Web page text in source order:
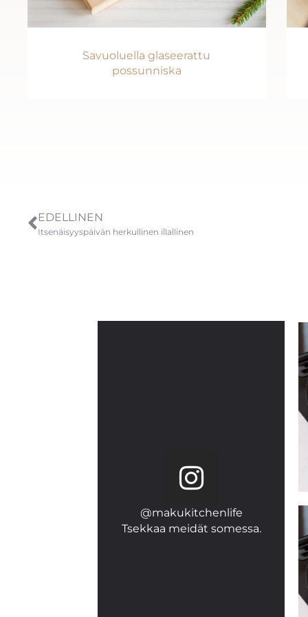
Savuoluella glaseerattu
possunniska
EDELLINEN
Itsenäisyyspäivän herkullinen illallinen
@makukitchenlife
Tsekkaa meidät somessa.